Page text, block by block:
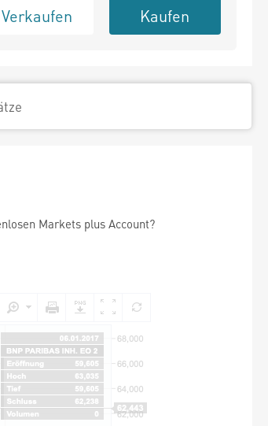
Verkaufen Kaufen
Markets plus Account?